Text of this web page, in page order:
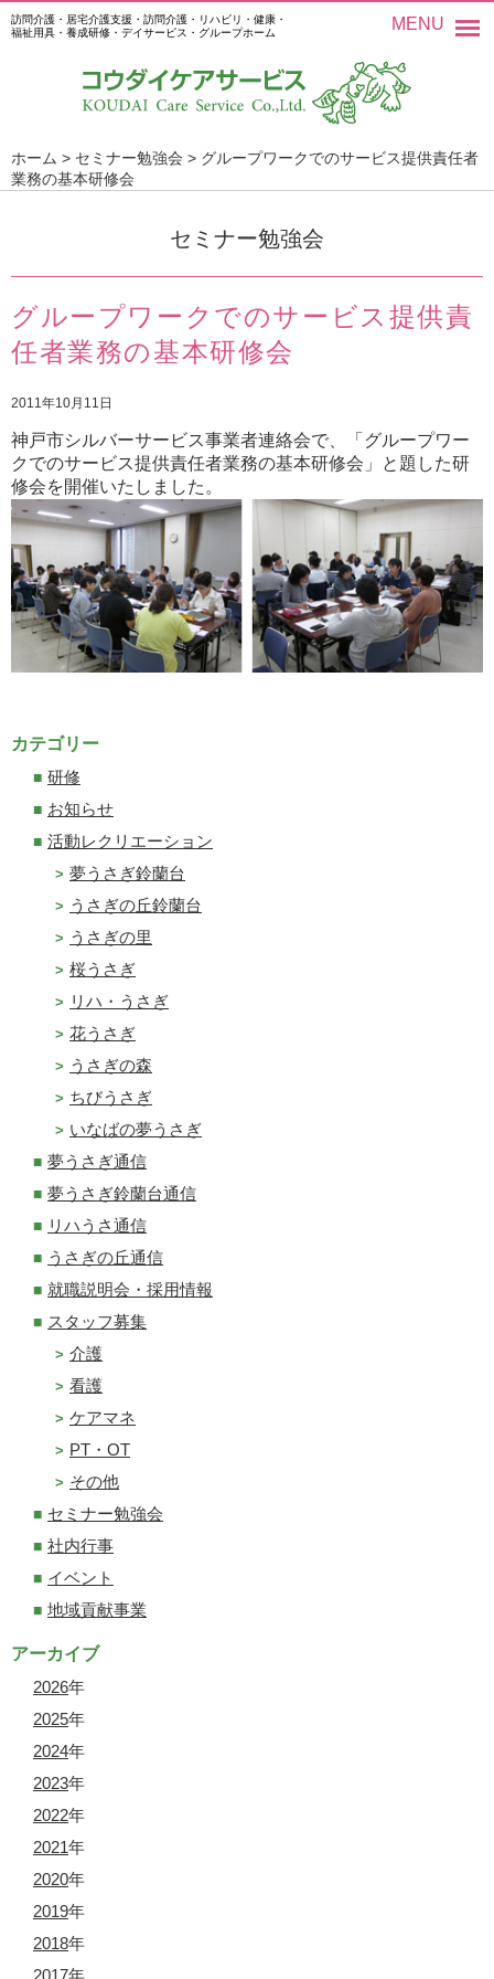
訪問介護・居宅介護支援・訪問介護・リハビリ・健康・
福祉用具・養成研修・デイサービス・グループホーム
MENU
ホーム > セミナー勉強会 > グループワークでのサービス提供責任者
業務の基本研修会
セミナー勉強会
グループワークでのサービス提供責
任者業務の基本研修会
2011年10月11日
神戸市シルバーサービス事業者連絡会で、「グループワー
クでのサービス提供責任者業務の基本研修会」と題した研
修会を開催いたしました。
カテゴリー
研修
お知らせ
活動レクリエーション
夢うさぎ鈴蘭台
うさぎの丘鈴蘭台
うさぎの里
桜うさぎ
リハ・うさぎ
花うさぎ
うさぎの森
ちびうさぎ
いなばの夢うさぎ
夢うさぎ通信
夢うさぎ鈴蘭台通信
リハうさ通信
うさぎの丘通信
就職説明会・採用情報
スタッフ募集
介護
看護
ケアマネ
PT・OT
その他
セミナー勉強会
社内行事
イベント
地域貢献事業
アーカイブ
2026年
2025年
2024年
2023年
2022年
2021年
2020年
2019年
2018年
2017年